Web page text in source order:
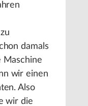
damals
Maschine
wir einen
Also
wir die